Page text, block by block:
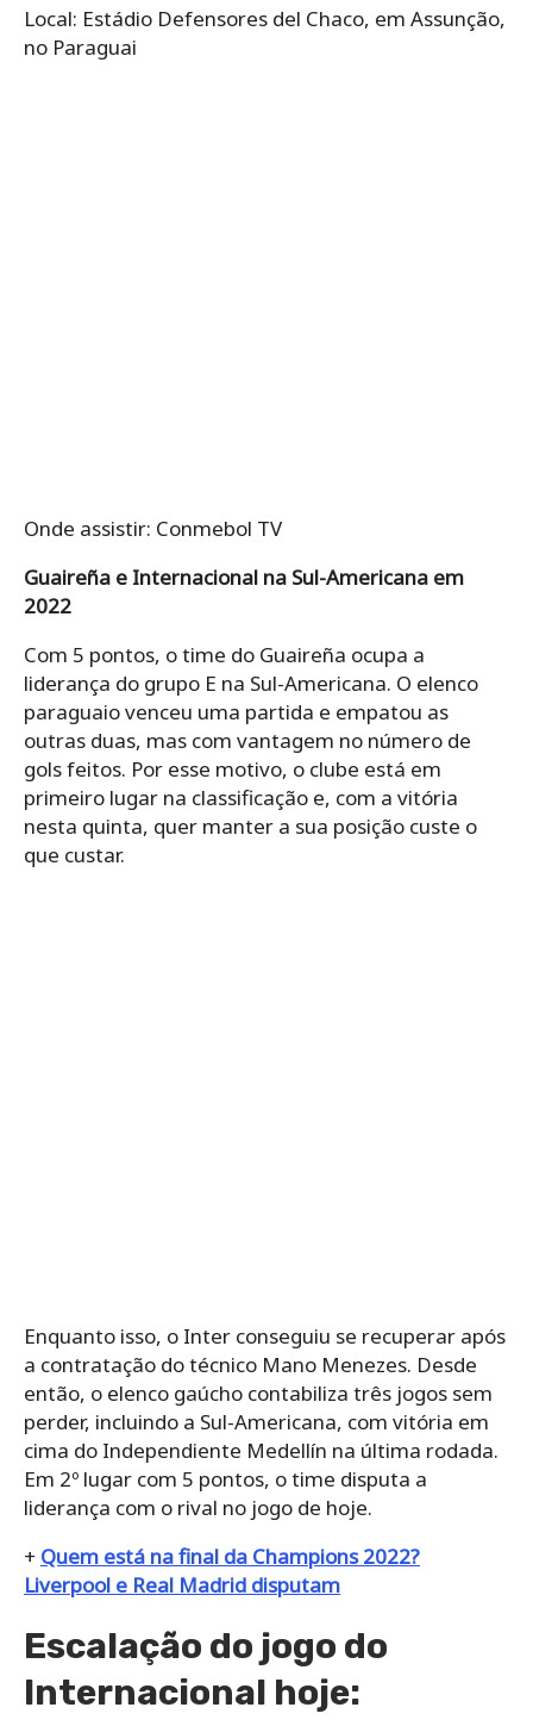
Local: Estádio Defensores del Chaco, em Assunção,
no Paraguai
Onde assistir: Conmebol TV
Guaireña e Internacional na Sul-Americana em
2022
Com 5 pontos, o time do Guaireña ocupa a
liderança do grupo E na Sul-Americana. O elenco
paraguaio venceu uma partida e empatou as
outras duas, mas com vantagem no número de
gols feitos. Por esse motivo, o clube está em
primeiro lugar na classificação e, com a vitória
nesta quinta, quer manter a sua posição custe o
que custar.
Enquanto isso, o Inter conseguiu se recuperar após
a contratação do técnico Mano Menezes. Desde
então, o elenco gaúcho contabiliza três jogos sem
perder, incluindo a Sul-Americana, com vitória em
cima do Independiente Medellín na última rodada.
Em 2º lugar com 5 pontos, o time disputa a
liderança com o rival no jogo de hoje.
+ Quem está na final da Champions 2022?
Liverpool e Real Madrid disputam
Escalação do jogo do
Internacional hoje: